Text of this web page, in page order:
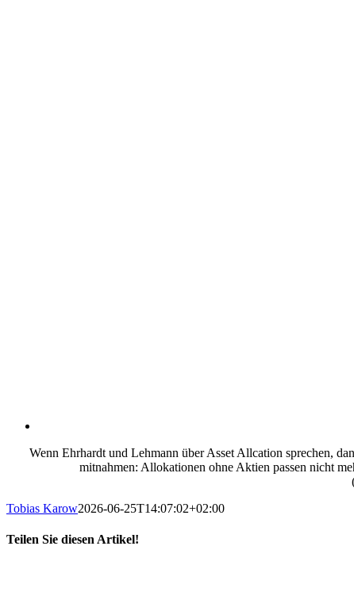
Wenn Ehrhardt und Lehmann über Asset Allcation sprechen,
mitnahmen: Allokationen ohne Aktien passen nicht
Tobias Karow2026-06-25T14:07:02+02:00
Teilen Sie diesen Artikel!